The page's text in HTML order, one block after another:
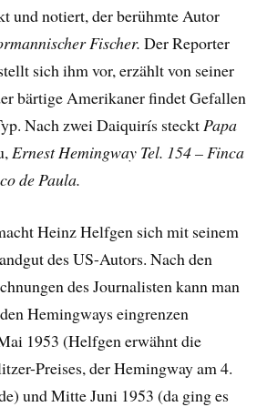
und notiert, der berühmte Autor
Fischer. Der Reporter
sich ihm vor, erzählt von seiner
bärtige Amerikaner findet Gefallen
Nach zwei Daiquirís steckt Papa
Ernest Hemingway Tel. 154 – Finca
de Paula.
Heinz Helfgen sich mit seinem
des US-Autors. Nach den
des Journalisten kann man
Hemingways eingrenzen
1953 (Helfgen erwähnt die
Preises, der Hemingway am 4.
und Mitte Juni 1953 (da ging es